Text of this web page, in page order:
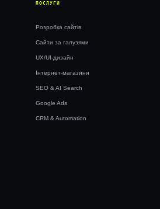
ПОСЛУГИ
Розробка сайтів
Сайти за галузями
UX/UI-дизайн
Інтернет-магазини
SEO & AI Search
Google Ads
CRM & Automation